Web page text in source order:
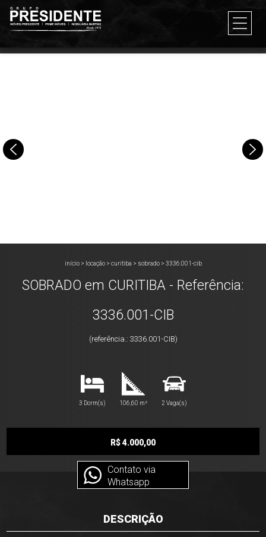
início> locação> curitiba > sobrado> 3336.001-cib
SOBRADO em CURITIBA - Referência:
3336.001-CIB
(referência.: 3336.001-CIB)
3 Dorm(s) 106,60 m² 2 Vaga(s)
R$ 4.000,00
Contato via
Whatsapp
DESCRIÇÃO